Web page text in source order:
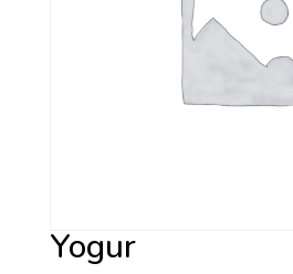
Yogur